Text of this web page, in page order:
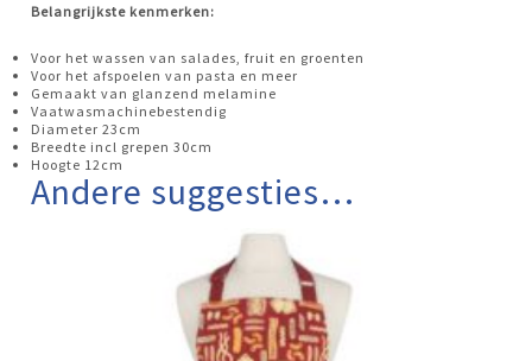
Belangrijkste kenmerken:
Voor het wassen van salades, fruit en groenten
Voor het afspoelen van pasta en meer
Gemaakt van glanzend melamine
Vaatwasmachinebestendig
Diameter 23cm
Breedte incl grepen 30cm
Hoogte 12cm
Andere suggesties…